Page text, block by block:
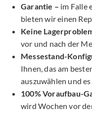
Garantie – im Falle
bieten wir einen
Keine
vor und nach der
Messestand-
Ihnen, das am
auszuwählen und
100% Voraufbau-
wird Wochen vor